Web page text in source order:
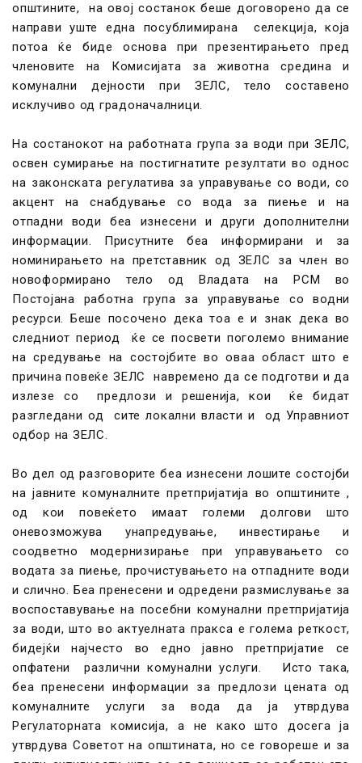
општините, на овој состанок беше договорено да се
направи уште една посублимирана селекција, која
потоа ќе биде основа при презентирањето пред
членовите на Комисијата за животна средина и
комунални дејности при ЗЕЛС, тело составено
исклучиво од градоначалници.
На состанокот на работната група за води при ЗЕЛС,
освен сумирање на постигнатите резултати во однос
на законската регулатива за управување со води, со
акцент на снабдување со вода за пиење и на
отпадни води беа изнесени и други дополнителни
информации. Присутните беа информирани и за
номинирањето на претставник од ЗЕЛС за член во
новоформирано тело од Владата на РСМ во
Постојана работна група за управување со водни
ресурси. Беше посочено дека тоа е и знак дека во
следниот период ќе се посвети поголемо внимание
на средување на состојбите во оваа област што е
причина повеќе ЗЕЛС навремено да се подготви и да
излезе со предлози и решенија, кои ќе бидат
разгледани од сите локални власти и од Управниот
одбор на ЗЕЛС.
Во дел од разговорите беа изнесени лошите состојби
на јавните комуналните претпријатија во општините ,
од кои повеќето имаат големи долгови што
оневозможува унапредување, инвестирање и
соодветно модернизирање при управувањето со
водата за пиење, прочистувањето на отпадните води
и слично. Беа пренесени и одредени размислување за
воспоставување на посебни комунални претпријатија
за води, што во актуелната пракса е голема реткост,
бидејќи најчесто во едно јавно претпријатие се
опфатени различни комунални услуги. Исто така,
беа пренесени информации за предлози цената од
комуналните услуги за вода да ја утврдува
Регулаторната комисија, а не како што досега ја
утврдува Советот на општината, но се говореше и за